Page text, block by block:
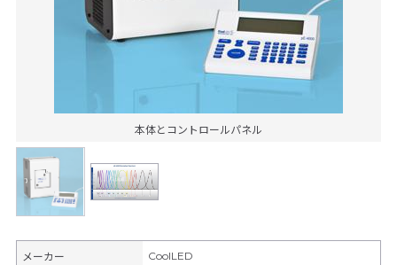
本体とコントロールパネル
メーカー CoolLED